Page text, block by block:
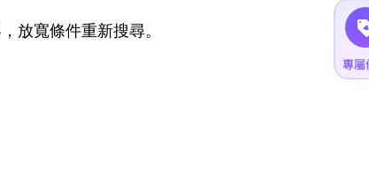
放寬條件重新搜尋。